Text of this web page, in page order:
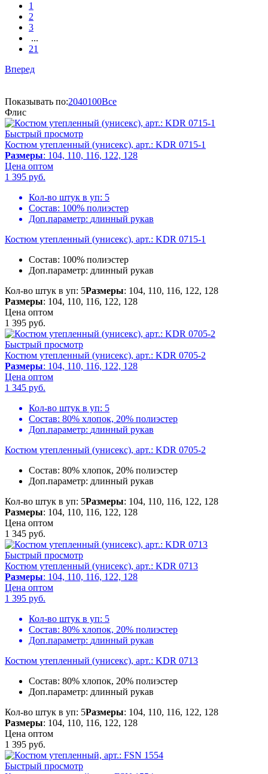
1
2
3
...
21
Вперед
Показывать по:2040100Все
Флис
Быстрый просмотр
Костюм утепленный (унисекс), арт.: KDR 0715-1
Размеры: 104, 110, 116, 122, 128
Цена оптом
1 395 руб.
Кол-во штук в уп: 5
Состав: 100% полиэстер
Доп.параметр: длинный рукав
Костюм утепленный (унисекс), арт.: KDR 0715-1
Состав: 100% полиэстер
Доп.параметр: длинный рукав
Кол-во штук в уп: 5Размеры: 104, 110, 116, 122, 128
Размеры: 104, 110, 116, 122, 128
Цена оптом
1 395 руб.
Быстрый просмотр
Костюм утепленный (унисекс), арт.: KDR 0705-2
Размеры: 104, 110, 116, 122, 128
Цена оптом
1 345 руб.
Кол-во штук в уп: 5
Состав: 80% хлопок, 20% полиэстер
Доп.параметр: длинный рукав
Костюм утепленный (унисекс), арт.: KDR 0705-2
Состав: 80% хлопок, 20% полиэстер
Доп.параметр: длинный рукав
Кол-во штук в уп: 5Размеры: 104, 110, 116, 122, 128
Размеры: 104, 110, 116, 122, 128
Цена оптом
1 345 руб.
Быстрый просмотр
Костюм утепленный (унисекс), арт.: KDR 0713
Размеры: 104, 110, 116, 122, 128
Цена оптом
1 395 руб.
Кол-во штук в уп: 5
Состав: 80% хлопок, 20% полиэстер
Доп.параметр: длинный рукав
Костюм утепленный (унисекс), арт.: KDR 0713
Состав: 80% хлопок, 20% полиэстер
Доп.параметр: длинный рукав
Кол-во штук в уп: 5Размеры: 104, 110, 116, 122, 128
Размеры: 104, 110, 116, 122, 128
Цена оптом
1 395 руб.
Быстрый просмотр